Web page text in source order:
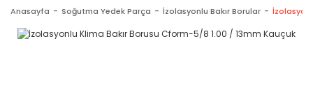
Anasayfa Soğutma Yedek Parça İzolasyonlu Bakır Borular